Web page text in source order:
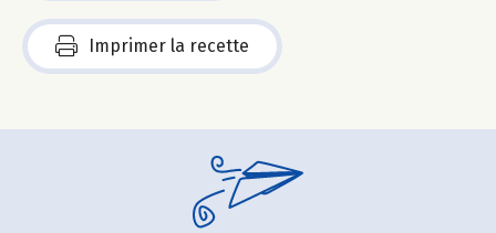
Imprimer la recette